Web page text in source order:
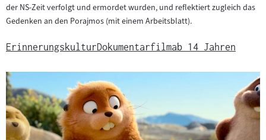
der NS-Zeit verfolgt und ermordet wurden, und reflektiert zugleich das
Gedenken an den Porajmos (mit einem Arbeitsblatt).
ErinnerungskulturDokumentarfilmab 14 Jahren